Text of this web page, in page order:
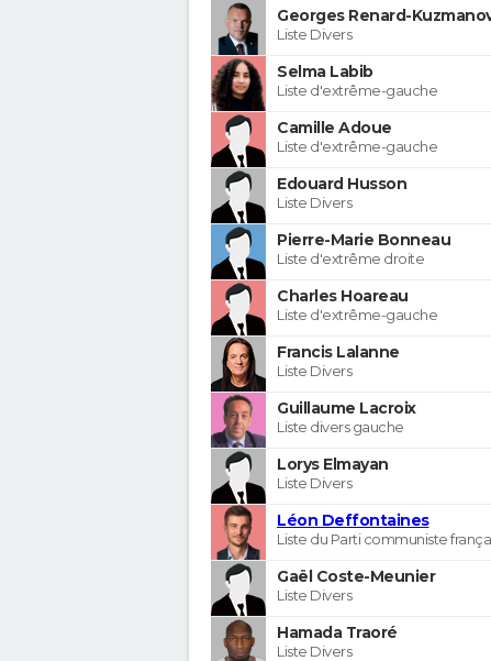
Georges Renard-
Liste Divers
Selma Labib
Liste d'extrême-gauche
Camille Adoue
Liste d'extrême-gauche
Edouard Husson
Liste Divers
Pierre-Marie Bonneau
Liste d'extrême droite
Charles Hoareau
Liste d'extrême-gauche
Francis Lalanne
Liste Divers
Guillaume Lacroix
Liste divers gauche
Lorys Elmayan
Liste Divers
Léon Deffontaines
Liste du Parti communiste
Gaël Coste-Meunier
Liste Divers
Hamada Traoré
Liste Divers